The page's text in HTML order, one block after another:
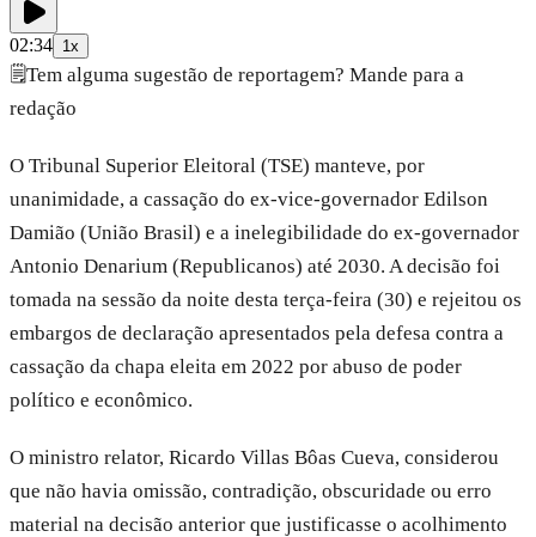
02:34 1x
🗒️Tem alguma sugestão de reportagem? Mande para a
redação
O Tribunal Superior Eleitoral (TSE) manteve, por
unanimidade, a cassação do ex-vice-governador Edilson
Damião (União Brasil) e a inelegibilidade do ex-governador
Antonio Denarium (Republicanos) até 2030. A decisão foi
tomada na sessão da noite desta terça-feira (30) e rejeitou os
embargos de declaração apresentados pela defesa contra a
cassação da chapa eleita em 2022 por abuso de poder
político e econômico.
O ministro relator, Ricardo Villas Bôas Cueva, considerou
que não havia omissão, contradição, obscuridade ou erro
material na decisão anterior que justificasse o acolhimento